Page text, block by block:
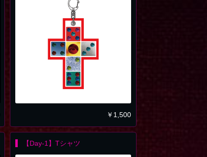
￥ 1,500
【Day-1】Tシャツ